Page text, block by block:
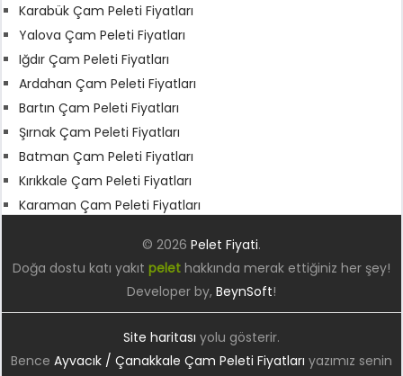
Karabük Çam Peleti Fiyatları
Yalova Çam Peleti Fiyatları
Iğdır Çam Peleti Fiyatları
Ardahan Çam Peleti Fiyatları
Bartın Çam Peleti Fiyatları
Şırnak Çam Peleti Fiyatları
Batman Çam Peleti Fiyatları
Kırıkkale Çam Peleti Fiyatları
Karaman Çam Peleti Fiyatları
© 2026 Pelet Fiyati.
Doğa dostu katı yakıt pelethakkında merak ettiğiniz her şey!
Developer by, BeynSoft!
Site haritası yolu gösterir.
Bence Ayvacık / Çanakkale Çam Peleti Fiyatları yazımız senin